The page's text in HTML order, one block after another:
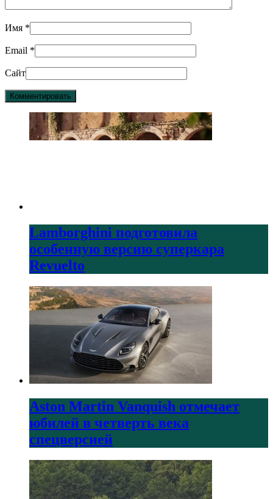
Имя *
Email *
Сайт
Lamborghini подготовила
особенную версию суперкара
Revuelto
Aston Martin Vanquish отмечает
юбилей в четверть века
спецверсией